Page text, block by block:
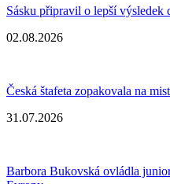
Sásku připravil o lepší výsledek
02.08.2026
Česká štafeta zopakovala na
31.07.2026
Barbora Bukovská ovládla